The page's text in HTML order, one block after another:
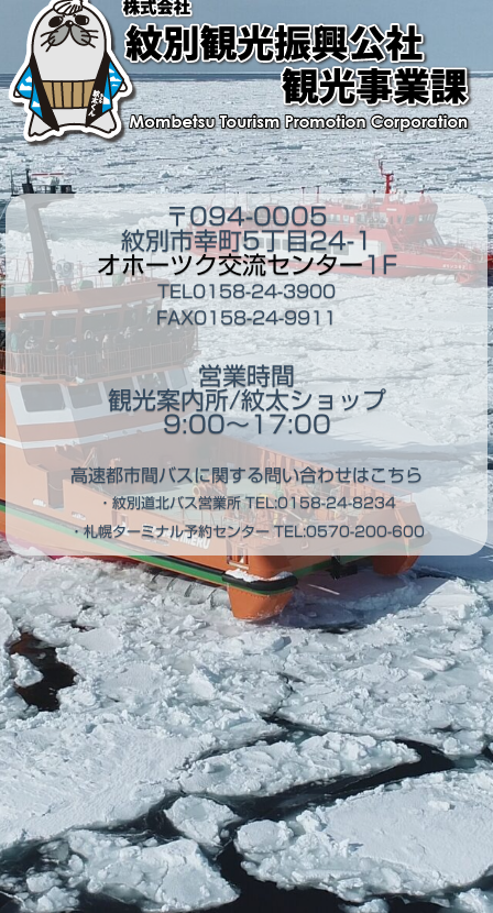
〒094-0005
紋別市幸町5丁目24-1
オホーツク交流センター1F
TEL0158-24-3900
FAX0158-24-9911
営業時間
観光案内所/紋太ショップ
9:00～17:00
高速都市間バスに関する問い合わせはこちら
・紋別道北バス営業所TEL:0158-24-8234
・札幌ターミナル予約センターTEL:0570-200-600